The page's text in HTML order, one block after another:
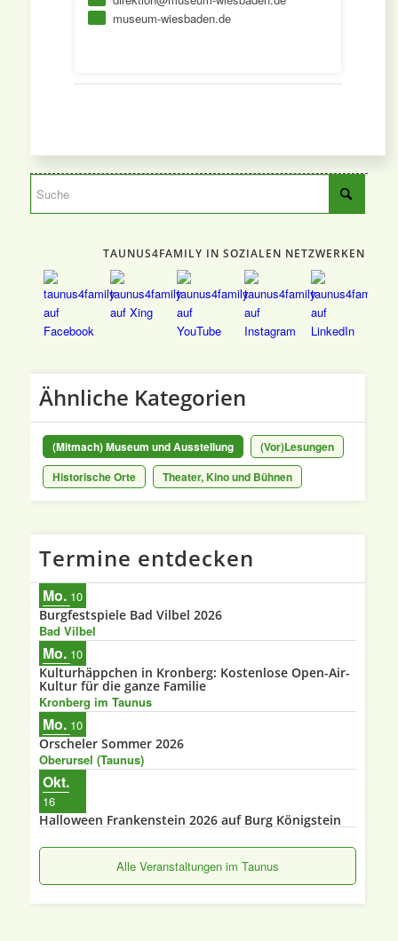
museum-wiesbaden.de
TAUNUS4FAMILY IN SOZIALEN NETZWERKEN
Ähnliche Kategorien
(Mitmach) Museum und Ausstellung
(Vor)Lesungen
Historische Orte
Theater, Kino und Bühnen
Termine entdecken
Mo. 10
Burgfestspiele Bad Vilbel 2026
Bad Vilbel
Mo. 10
Kulturhäppchen in Kronberg: Kostenlose Open-Air-
Kultur für die ganze Familie
Kronberg im Taunus
Mo. 10
Orscheler Sommer 2026
Oberursel (Taunus)
Okt.
16
Halloween Frankenstein 2026 auf Burg Königstein
Alle Veranstaltungen im Taunus